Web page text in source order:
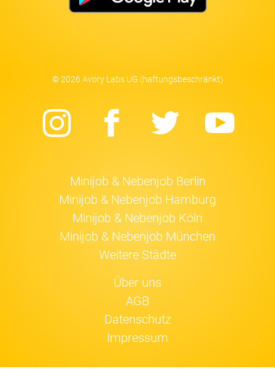
© 2026 Avory Labs UG (haftungsbeschränkt)
Instagram
Facebook
Twitter
Minijob & Nebenjob Berlin
Minijob & Nebenjob Hamburg
Minijob & Nebenjob Köln
Minijob & Nebenjob München
Weitere Städte
Über uns
AGB
Datenschutz
Impressum